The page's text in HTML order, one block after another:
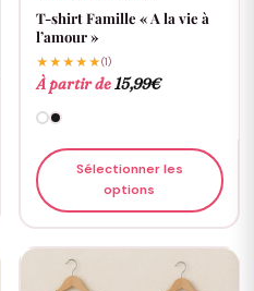
T-shirt Famille « A la vie à
l’amour »
★★★★★(1)
À partir de 15,99€
Sélectionner les
options